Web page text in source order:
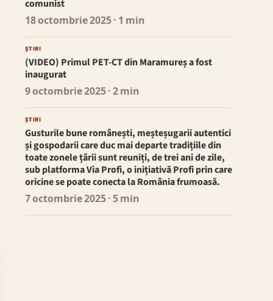
comunist
18 octombrie 2025· 1 min
ȘTIRI
(VIDEO) Primul PET-CT din Maramureș a fost
inaugurat
9 octombrie 2025· 2 min
ȘTIRI
Gusturile bune românești, meșteșugarii autentici
și gospodarii care duc mai departe tradițiile din
toate zonele țării sunt reuniți, de trei ani de zile,
sub platforma Via Profi, o inițiativă Profi prin care
oricine se poate conecta la România frumoasă.
7 octombrie 2025· 5 min